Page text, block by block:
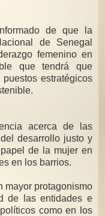
de que la
de Senegal
femenino en
que tendrá que
estratégicos
acerca de las
desarrollo justo y
de la mujer en
en los barrios.
mayor protagonismo
de las entidades e
como en los